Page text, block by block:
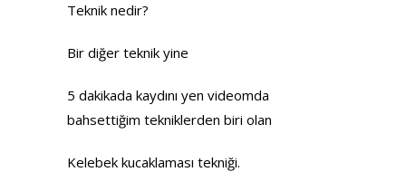
Teknik nedir?
Bir diğer teknik yine
5 dakikada kaydını yen videomda
bahsettiğim tekniklerden biri olan
Kelebek kucaklaması tekniği.